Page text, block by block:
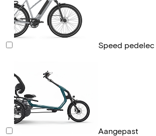
Speed pedelec
Aangepast